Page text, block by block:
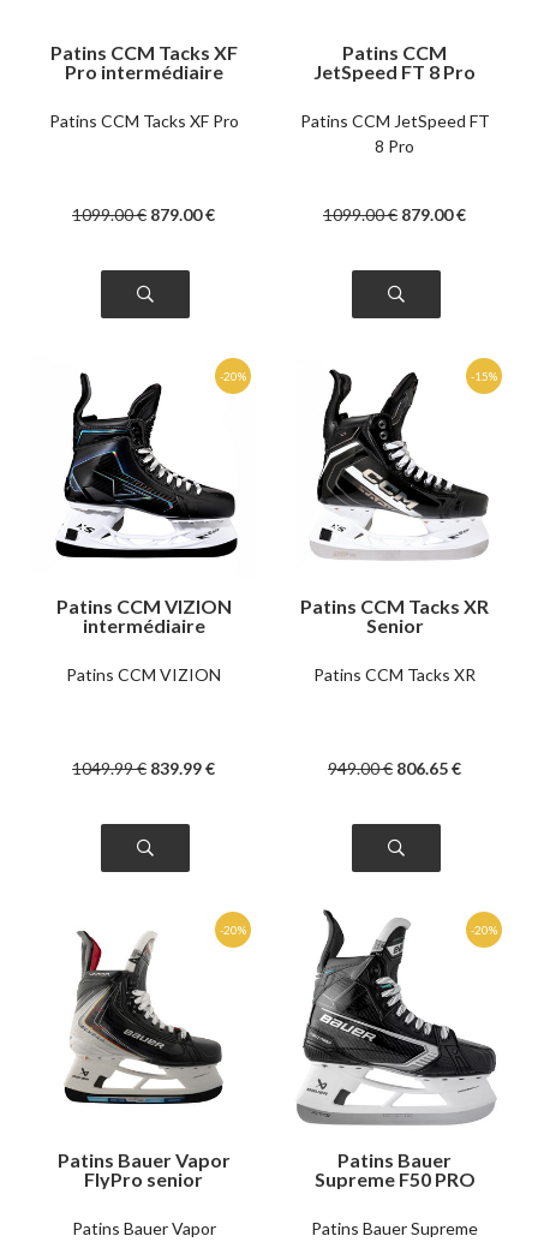
Patins CCM Tacks XF
Pro intermédiaire
Patins CCM Tacks XF Pro
1099.00€ 879.00€
Patins CCM
JetSpeed FT 8 Pro
Patins CCM JetSpeed FT
8 Pro
1099.00€ 879.00€
Patins CCM VIZION
intermédiaire
Patins CCM VIZION
1049.99€ 839.99€
Patins CCM Tacks XR
Senior
Patins CCM Tacks XR
949.00€ 806.65€
Patins Bauer Vapor
FlyPro senior
Patins Bauer Vapor
Patins Bauer
Supreme F50 PRO
Patins Bauer Supreme